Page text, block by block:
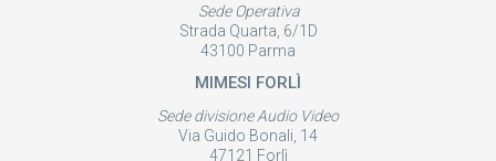
Sede Operativa
Strada Quarta, 6/1D
43100 Parma
MIMESI FORLÌ
Sede divisione Audio Video
Via Guido Bonali, 14
47121 Forlì